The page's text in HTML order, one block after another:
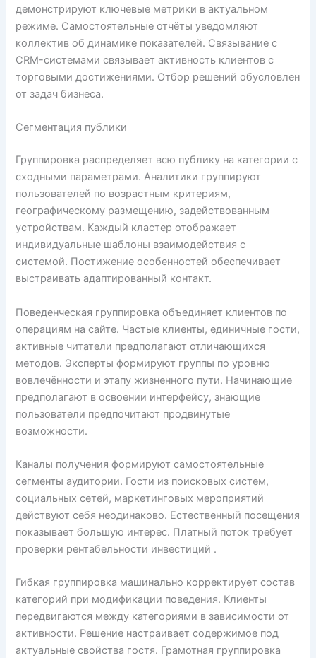
демонстрируют ключевые метрики в актуальном
режиме. Самостоятельные отчёты уведомляют
коллектив об динамике показателей. Связывание с
CRM-системами связывает активность клиентов с
торговыми достижениями. Отбор решений обусловлен
от задач бизнеса.
Сегментация публики
Группировка распределяет всю публику на категории с
сходными параметрами. Аналитики группируют
пользователей по возрастным критериям,
географическому размещению, задействованным
устройствам. Каждый кластер отображает
индивидуальные шаблоны взаимодействия с
системой. Постижение особенностей обеспечивает
выстраивать адаптированный контакт.
Поведенческая группировка объединяет клиентов по
операциям на сайте. Частые клиенты, единичные гости,
активные читатели предполагают отличающихся
методов. Эксперты формируют группы по уровню
вовлечённости и этапу жизненного пути. Начинающие
предполагают в освоении интерфейсу, знающие
пользователи предпочитают продвинутые
возможности.
Каналы получения формируют самостоятельные
сегменты аудитории. Гости из поисковых систем,
социальных сетей, маркетинговых мероприятий
действуют себя неодинаково. Естественный посещения
показывает большую интерес. Платный поток требует
проверки рентабельности инвестиций .
Гибкая группировка машинально корректирует состав
категорий при модификации поведения. Клиенты
передвигаются между категориями в зависимости от
активности. Решение настраивает содержимое под
актуальные свойства гостя. Грамотная группировка